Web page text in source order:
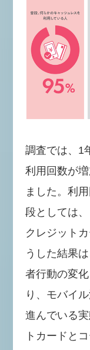
調査では、1
利用回数が
ました。利
段としては
クレジット
うした結果
者行動の変
り、モバイ
進んでいる
トカードと